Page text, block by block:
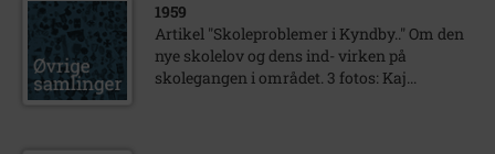
1959
Artikel "Skoleproblemer i Kyndby.." Om den
nye skolelov og dens ind- virken på
skolegangen i området. 3 fotos: Kaj...